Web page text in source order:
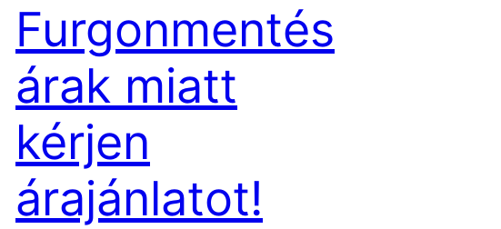
Furgonmentés
árak miatt
kérjen
árajánlatot!